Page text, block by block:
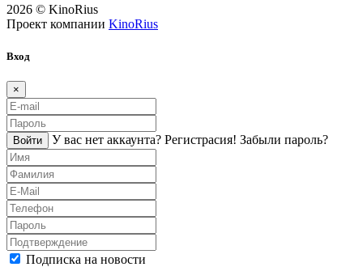
2026 © KinoRius
Проект компании KinoRius
Вход
×
Войти У вас нет аккаунта? Регистраcия! Забыли пароль?
Подписка на новости